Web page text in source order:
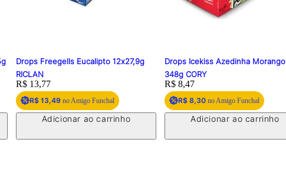
Drops Freegells Eucalipto 12x27,9g
RICLAN
Price:
R$ 13,77
R$ 13,49no Amigo Funchal
Adicionar ao carrinho
Drops Icekiss Azedinha Morango
348g CORY
Price:
R$ 8,47
R$ 8,30 no Amigo Funchal
Adicionar ao carrinho